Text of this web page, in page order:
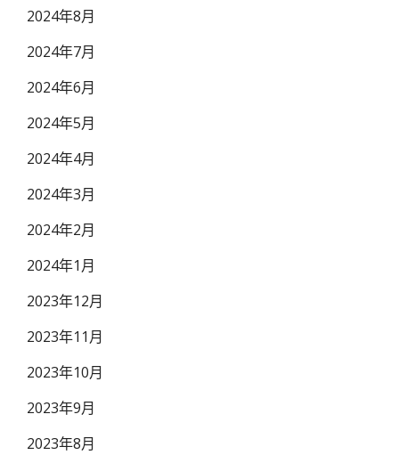
2024年8月
2024年7月
2024年6月
2024年5月
2024年4月
2024年3月
2024年2月
2024年1月
2023年12月
2023年11月
2023年10月
2023年9月
2023年8月